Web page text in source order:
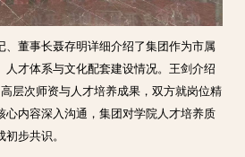
、董事长聂存明详细介绍了集团作为市属
人才体系与文化配套建设情况。王剑介绍
层次师资与人才培养成果，双方就岗位精
心内容深入沟通，集团对学院人才培养质
步共识。